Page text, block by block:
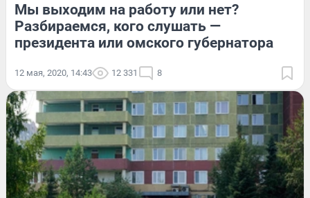
Мы выходим на работу или нет?
Разбираемся, кого слушать —
президента или омского губернатора
12 мая, 2020, 14:43 12 331 8